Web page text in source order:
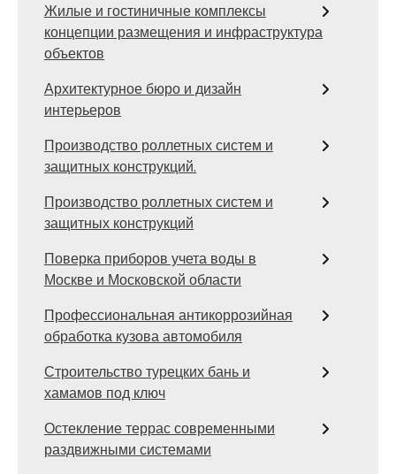
Жилые и гостиничные комплексы
концепции размещения и инфраструктура
объектов
Архитектурное бюро и дизайн
интерьеров
Производство роллетных систем и
защитных конструкций.
Производство роллетных систем и
защитных конструкций
Поверка приборов учета воды в
Москве и Московской области
Профессиональная антикоррозийная
обработка кузова автомобиля
Строительство турецких бань и
хамамов под ключ
Остекление террас современными
раздвижными системами